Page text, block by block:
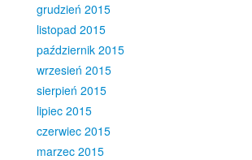
grudzień 2015
listopad 2015
październik 2015
wrzesień 2015
sierpień 2015
lipiec 2015
czerwiec 2015
marzec 2015